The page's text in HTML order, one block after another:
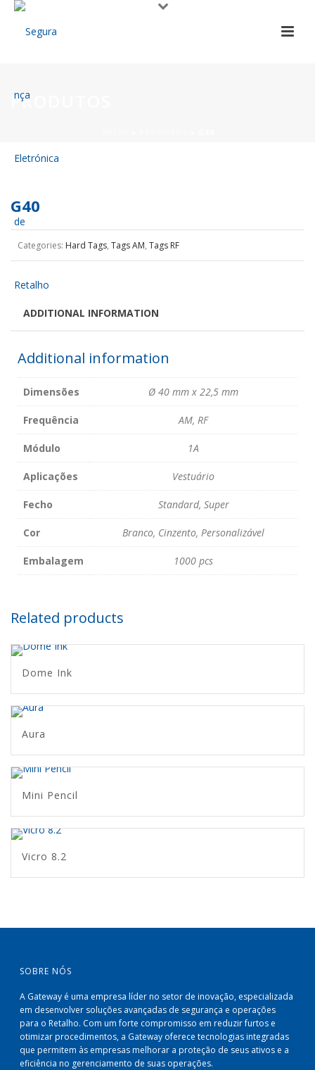
PRODUTOS
G40
Categories: Hard Tags, Tags AM, Tags RF
ADDITIONAL INFORMATION
Additional information
Dimensões Ø 40 mm x 22,5 mm
Frequência AM, RF
Módulo 1A
Aplicações Vestuário
Fecho Standard, Super
Cor Branco, Cinzento, Personalizável
Embalagem 1000 pcs
Related products
Dome Ink
Aura
Mini Pencil
Vicro 8.2
SOBRE NÓS
A Gateway é uma empresa líder no setor de inovação, especializada
em desenvolver soluções avançadas de segurança e operações
para o Retalho. Com um forte compromisso em reduzir furtos e
otimizar procedimentos, a Gateway oferece tecnologias integradas
que permitem às empresas melhorar a proteção de seus ativos e a
eficiência no gerenciamento de suas operações.